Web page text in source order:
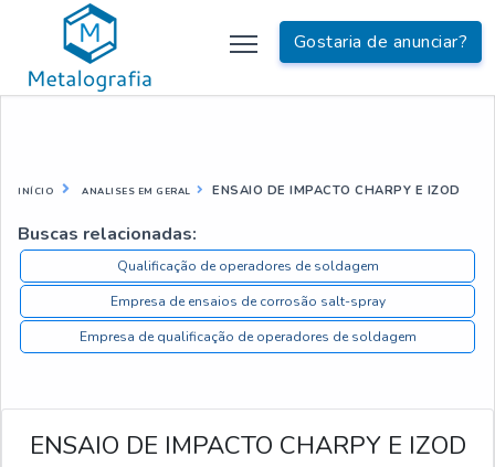
Gostaria de anunciar?
INÍCIO ANALISES EM GERAL ENSAIO DE IMPACTO CHARPY E IZOD
Buscas relacionadas:
Qualificação de operadores de soldagem
Empresa de ensaios de corrosão salt-spray
Empresa de qualificação de operadores de soldagem
ENSAIO DE IMPACTO CHARPY E IZOD